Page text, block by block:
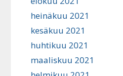
heinäkuu 2021
kesäkuu 2021
huhtikuu 2021
maaliskuu 2021